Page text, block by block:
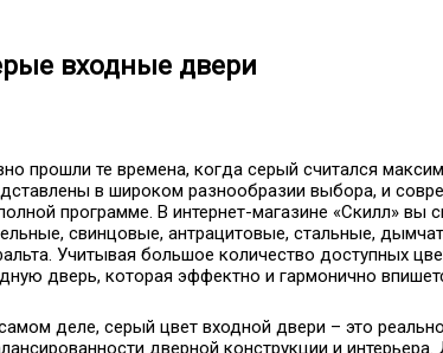
входные двери
прошли те времена, когда серый считался
в широком разнообразии выбора, и
программе. В интернет-магазине «Скилл» вы
свинцовые, антрацитовые, стальные,
Учитывая большое количество доступных
дверь, которая эффектно и гармонично
деле, серый цвет входной двери – это